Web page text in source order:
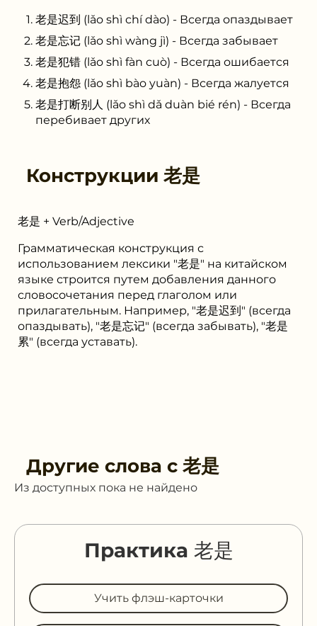
老是迟到 (lǎo shì chí dào) - Всегда опаздывает
老是忘记 (lǎo shì wàng jì) - Всегда забывает
老是犯错 (lǎo shì fàn cuò) - Всегда ошибается
老是抱怨 (lǎo shì bào yuàn) - Всегда жалуется
老是打断别人 (lǎo shì dǎ duàn bié rén) - Всегда
перебивает других
Конструкции 老是
老是 + Verb/Adjective
Грамматическая конструкция с
использованием лексики "老是" на китайском
языке строится путем добавления данного
словосочетания перед глаголом или
прилагательным. Например, "老是迟到" (всегда
опаздывать), "老是忘记" (всегда забывать), "老是
累" (всегда уставать).
Другие слова с 老是
Из доступных пока не найдено
Практика 老是
Учить флэш-карточки